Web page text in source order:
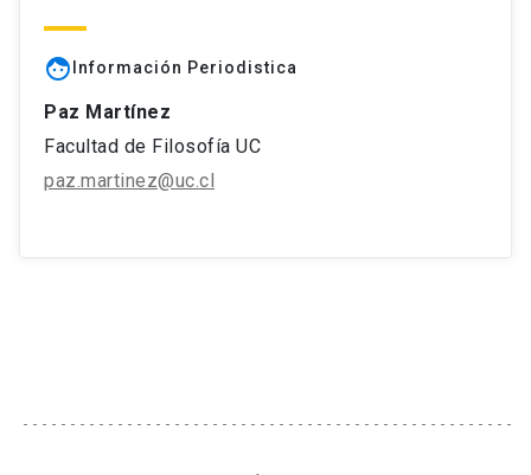
face Información Periodistica
Paz Martínez
Facultad de Filosofía UC
paz.martinez@uc.cl